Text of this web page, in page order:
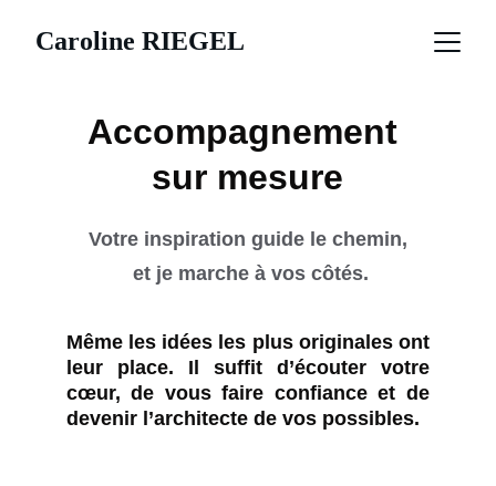
Caroline RIEGEL
Accompagnement
sur mesure
Votre inspiration guide le chemin,
et je marche à vos côtés.
Même les idées les plus originales ont
leur place. Il suffit d’écouter votre
cœur, de vous faire confiance et de
devenir l’architecte de vos possibles.